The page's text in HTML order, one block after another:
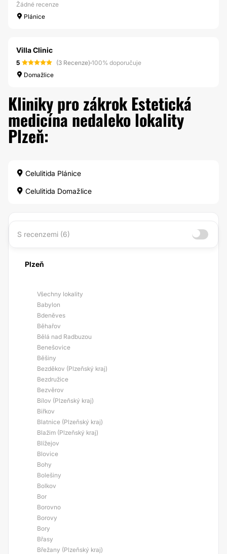
Žádné recenze
Plánice
Villa Clinic
5 (3 Recenze)·100% doporučuje
Domažlice
Kliniky pro zákrok Estetická
medicína nedaleko lokality
Plzeň:
Celulitida Plánice
Celulitida Domažlice
S recenzemi (6)
Plzeň
Všechny lokality
Babylon
Bdeněves
Běhařov
Bělá nad Radbuzou
Benešovice
Běšiny
Bezděkov (Plzeňský kraj)
Bezdružice
Bezvěrov
Bílov (Plzeňský kraj)
Biřkov
Blatnice (Plzeňský kraj)
Blažim (Plzeňský kraj)
Blížejov
Blovice
Bohy
Bolešiny
Bolkov
Bor
Borovno
Borovy
Bory
Břasy
Břežany (Plzeňský kraj)